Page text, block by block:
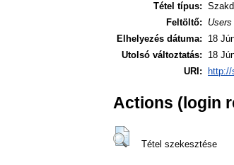
Tétel típus:
Feltöltő:
Elhelyezés dátuma:
18
Utolsó változtatás:
18
URI:
Actions (login
Tétel szekesztése